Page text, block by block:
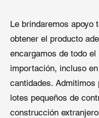
precios bajos
enfocamos en la
formulaciones
márgenes de ganancia
para propietarios de
contratistas por igual.
Le brindaremos apoyo
obtener el producto
encargamos de todo el
importación, incluso
cantidades. Admitimos
lotes pequeños de
construcción